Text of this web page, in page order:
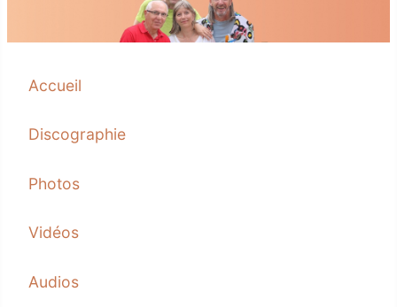
Accueil
Discographie
Photos
Vidéos
Audios